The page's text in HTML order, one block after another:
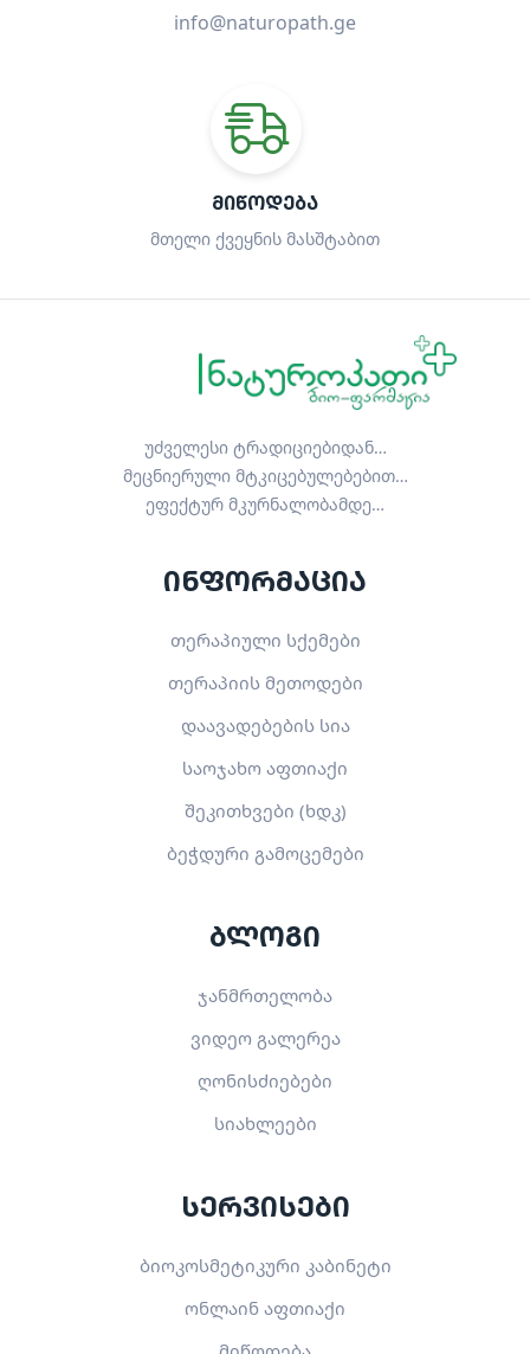
info@naturopath.ge
ᲛᲘᲬᲝᲓᲔᲑᲐ
მთელი ქვეყნის მასშტაბით
უძველესი ტრადიციებიდან…
მეცნიერული მტკიცებულებებით…
ეფექტურ მკურნალობამდე…
ინფორმაცია
თერაპიული სქემები
თერაპიის მეთოდები
დაავადებების სია
საოჯახო აფთიაქი
შეკითხვები (ხდკ)
ბეჭდური გამოცემები
ბლოგი
ჯანმრთელობა
ვიდეო გალერეა
ღონისძიებები
სიახლეები
სერვისები
ბიოკოსმეტიკური კაბინეტი
ონლაინ აფთიაქი